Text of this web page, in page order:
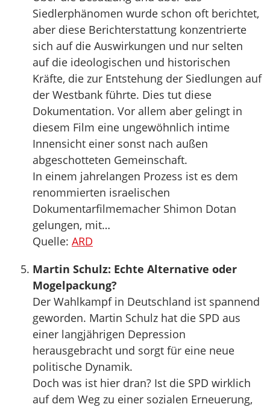
Siedlerphänomen wurde schon oft berichtet,
aber diese Berichterstattung konzentrierte
sich auf die Auswirkungen und nur selten
auf die ideologischen und historischen
Kräfte, die zur Entstehung der Siedlungen auf
der Westbank führte. Dies tut diese
Dokumentation. Vor allem aber gelingt in
diesem Film eine ungewöhnlich intime
Innensicht einer sonst nach außen
abgeschotteten Gemeinschaft.
In einem jahrelangen Prozess ist es dem
renommierten israelischen
Dokumentarfilmemacher Shimon Dotan
gelungen, mit…
Quelle: ARD
Martin Schulz: Echte Alternative oder
Mogelpackung?
Der Wahlkampf in Deutschland ist spannend
geworden. Martin Schulz hat die SPD aus
einer langjährigen Depression
herausgebracht und sorgt für eine neue
politische Dynamik.
Doch was ist hier dran? Ist die SPD wirklich
auf dem Weg zu einer sozialen Erneuerung,